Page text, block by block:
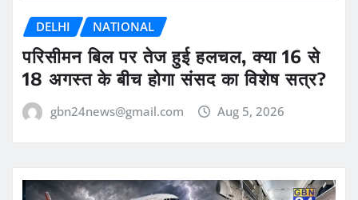
DELHI NATIONAL
परिसीमन बिल पर तेज हुई हलचल, क्या 16 से
18 अगस्त के बीच होगा संसद का विशेष सत्र?
gbn24news@gmail.com Aug 5, 2026